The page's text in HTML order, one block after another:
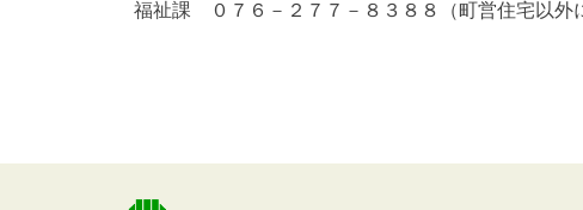
福祉課 ０７６－２７７－８３８８（町営住宅以外